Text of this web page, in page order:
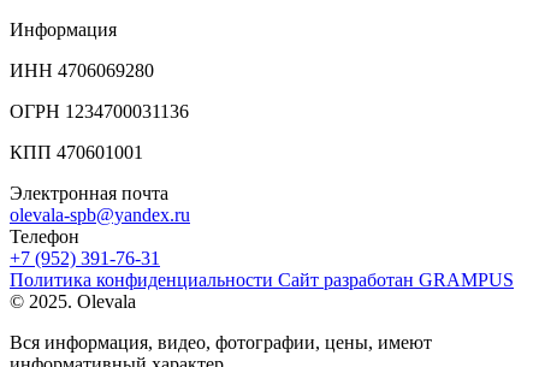
Информация
ИНН 4706069280
ОГРН 1234700031136
КПП 470601001
Электронная почта
olevala-spb@yandex.ru
Телефон
+7 (952) 391-76-31
Политика конфиденциальности Сайт разработан GRAMPUS
© 2025. Olevala
Вся информация, видео, фотографии, цены, имеют